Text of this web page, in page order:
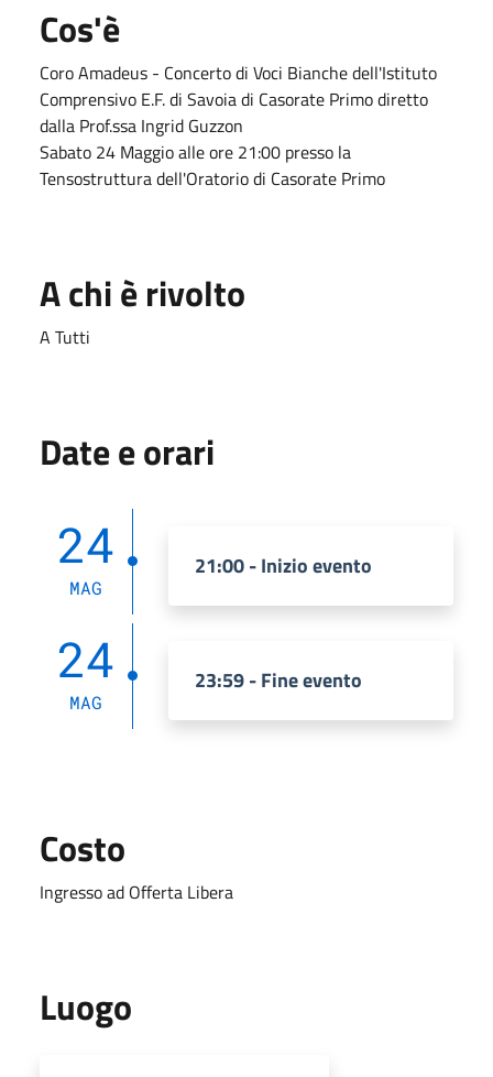
Cos'è
Coro Amadeus - Concerto di Voci Bianche dell'Istituto
Comprensivo E.F. di Savoia di Casorate Primo diretto
dalla Prof.ssa Ingrid Guzzon
Sabato 24 Maggio alle ore 21:00 presso la
Tensostruttura dell'Oratorio di Casorate Primo
A chi è rivolto
A Tutti
Date e orari
24
MAG
21:00 - Inizio evento
24
MAG
23:59 - Fine evento
Costo
Ingresso ad Offerta Libera
Luogo